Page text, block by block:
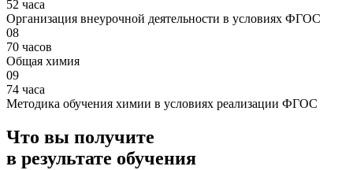
52 часа
Организация внеурочной деятельности в условиях ФГОС
08
70 часов
Общая химия
09
74 часа
Методика обучения химии в условиях реализации ФГОС
Что вы получите
в результате обучения